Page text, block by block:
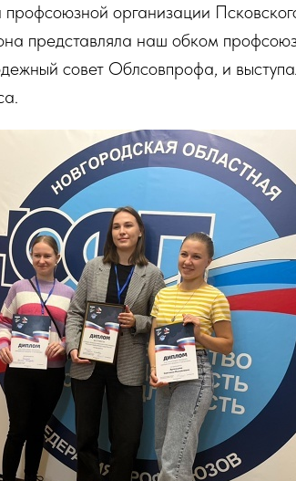
профсоюзной организации
представляла наш обком
совет Облсовпрофа, и